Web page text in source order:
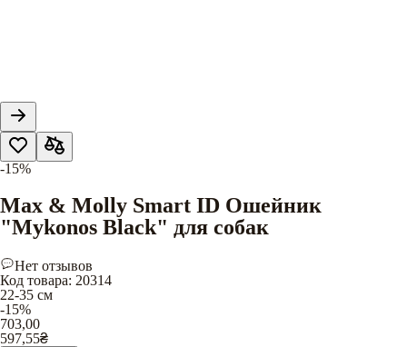
-15%
Max & Molly Smart ID Ошейник
"Mykonos Black" для собак
Нет отзывов
Код товара: 20314
22-35 см
-15%
703,00
597,55₴